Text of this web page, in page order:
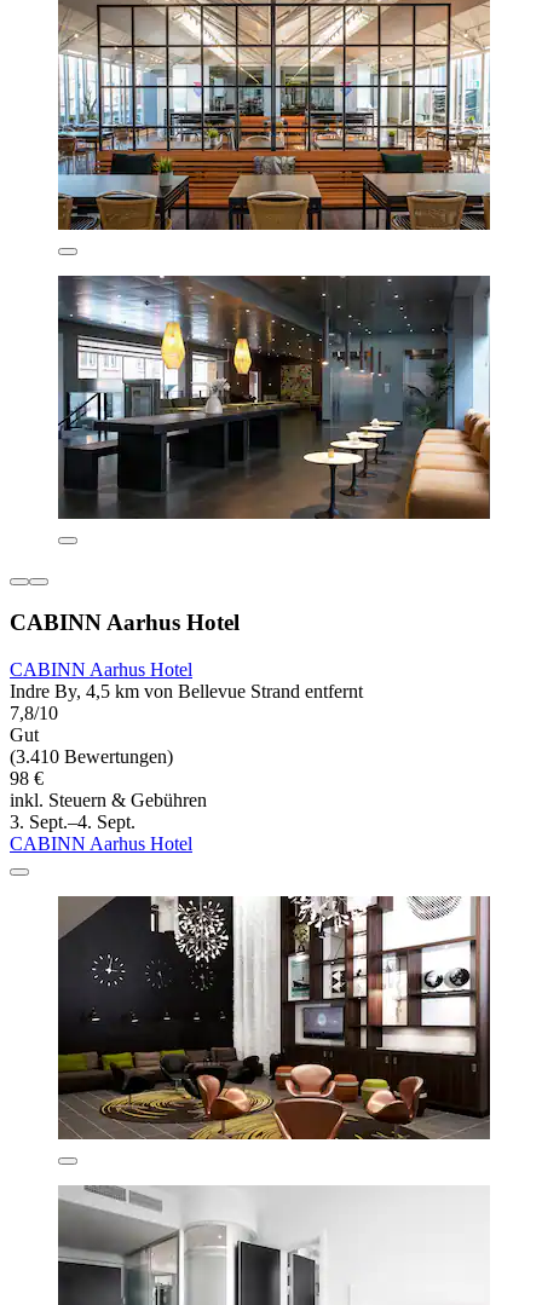
CABINN Aarhus Hotel
CABINN Aarhus Hotel
Indre By, 4,5 km von Bellevue Strand entfernt
7,8/10
Gut
(3.410 Bewertungen)
98 €
inkl. Steuern & Gebühren
3. Sept.–4. Sept.
CABINN Aarhus Hotel